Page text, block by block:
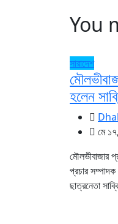
You
সারাদেশ
হলেন
মে
মৌলভীবাজার
প্রচার
ছাত্রনেতা